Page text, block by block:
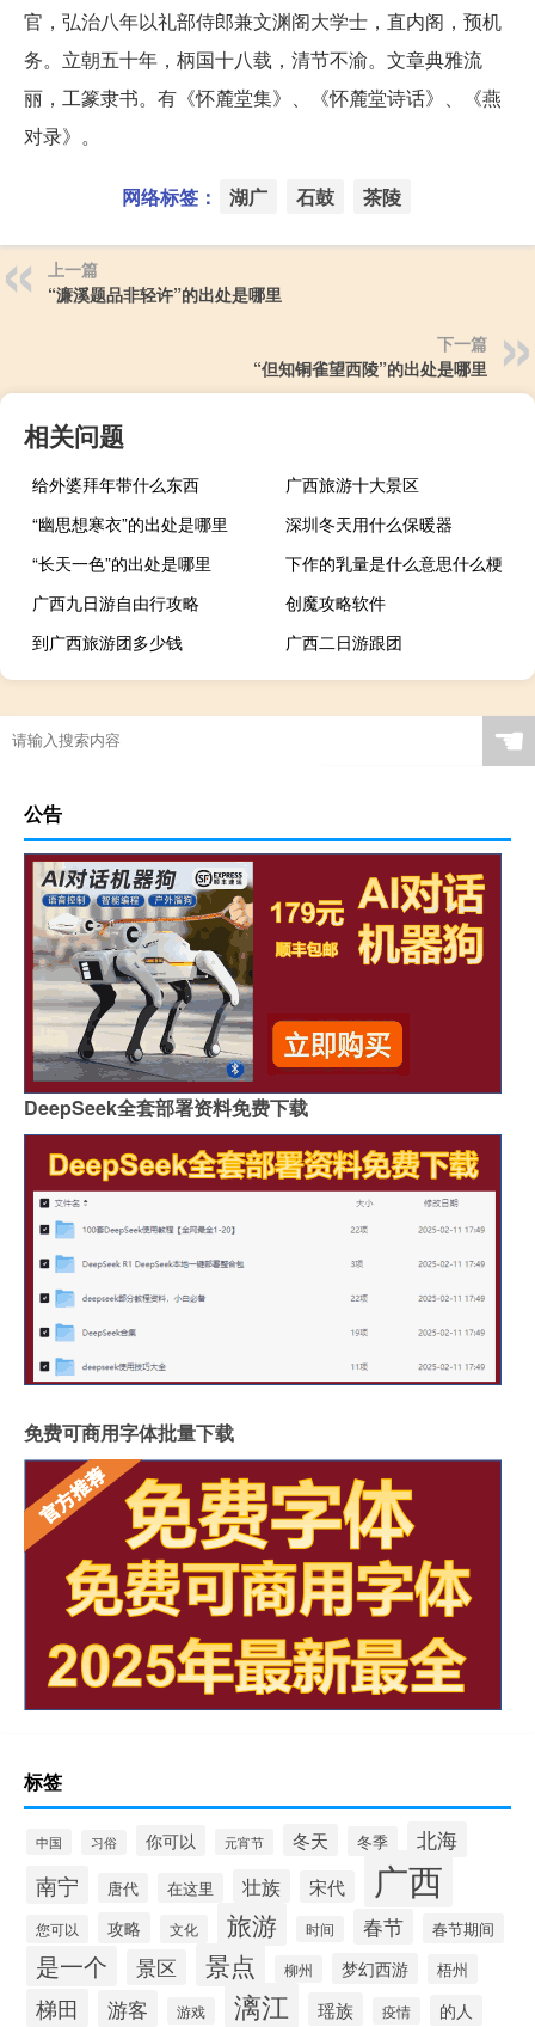
官，弘治八年以礼部侍郎兼文渊阁大学士，直内阁，预机
务。立朝五十年，柄国十八载，清节不渝。文章典雅流
丽，工篆隶书。有《怀麓堂集》、《怀麓堂诗话》、《燕
对录》。
网络标签： 湖广 石鼓 茶陵
上一篇
“濂溪题品非轻许”的出处是哪里
下一篇
“但知铜雀望西陵”的出处是哪里
相关问题
给外婆拜年带什么东西
广西旅游十大景区
“幽思想寒衣”的出处是哪里
深圳冬天用什么保暖器
“长天一色”的出处是哪里
下作的乳量是什么意思什么梗
广西九日游自由行攻略
创魔攻略软件
到广西旅游团多少钱
广西二日游跟团
☚
公告
DeepSeek全套部署资料免费下载
免费可商用字体批量下载
标签
中国 习俗 你可以 元宵节 冬天 冬季 北海
南宁 唐代 在这里 壮族 宋代 广西
您可以 攻略 文化 旅游 时间 春节 春节期间
是一个 景区 景点 柳州 梦幻西游 梧州
梯田 游客 游戏 漓江 瑶族 疫情 的人